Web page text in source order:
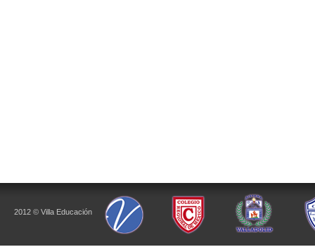
2012 © Villa Educación